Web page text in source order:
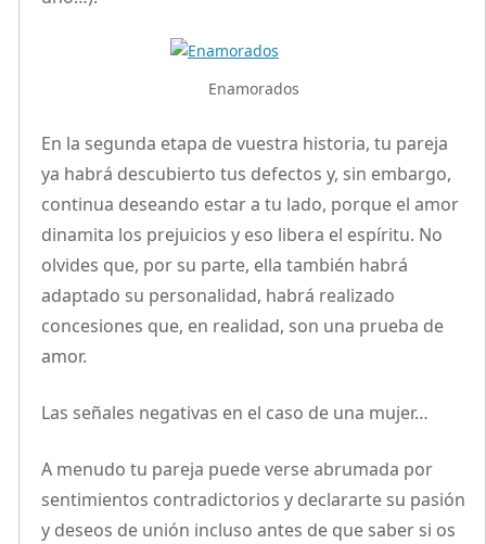
Enamorados
En la segunda etapa de vuestra historia, tu pareja
ya habrá descubierto tus defectos y, sin embargo,
continua deseando estar a tu lado, porque el amor
dinamita los prejuicios y eso libera el espíritu. No
olvides que, por su parte, ella también habrá
adaptado su personalidad, habrá realizado
concesiones que, en realidad, son una prueba de
amor.
Las señales negativas en el caso de una mujer…
A menudo tu pareja puede verse abrumada por
sentimientos contradictorios y declararte su pasión
y deseos de unión incluso antes de que saber si os